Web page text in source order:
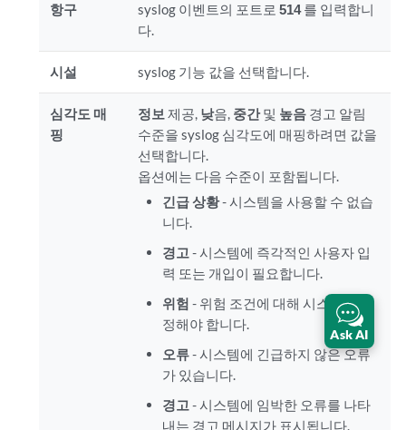
항구 syslog 이벤트의 포트로 514를 입력합니
다.
시설 syslog 기능 값을 선택합니다.
심각도 매
핑
정보 제공, 낮음, 중간및 높음경고 알림
수준을 syslog 심각도에 매핑하려면 값을
선택합니다.
옵션에는 다음 수준이 포함됩니다.
긴급 상황- 시스템을 사용할 수 없습
니다.
경고 - 시스템에 즉각적인 사용자 입
력 또는 개입이 필요합니다.
위험 - 위험 조건에 대해 시스템을 수
정해야 합니다.
오류- 시스템에 긴급하지 않은 오류
가 있습니다.
경고 - 시스템에 임박한 오류를 나타
내는 경고 메시지가 표시됩니다.
Ask AI